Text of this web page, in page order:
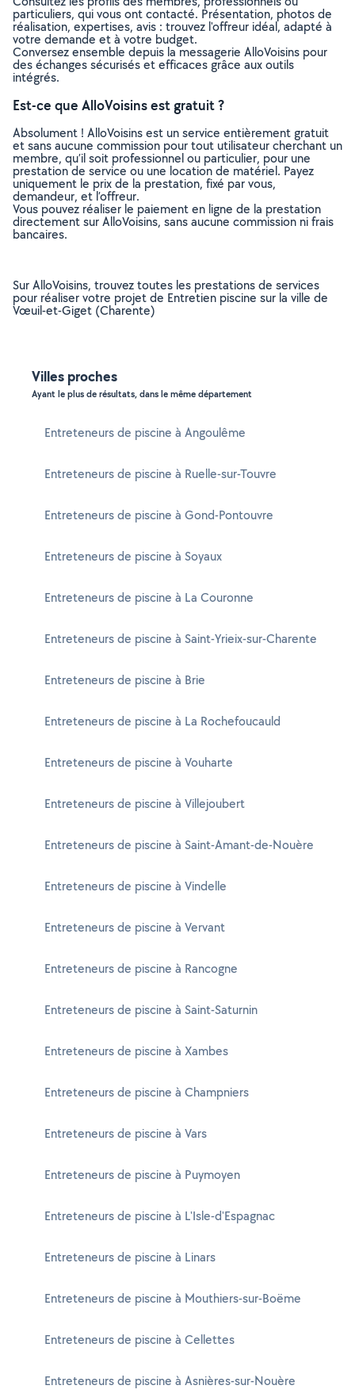
particuliers, qui vous ont contacté. Présentation, photos de
réalisation, expertises, avis : trouvez l'offreur idéal, adapté à
votre demande et à votre budget.
Conversez ensemble depuis la messagerie AlloVoisins pour
des échanges sécurisés et efficaces grâce aux outils
intégrés.
Est-ce que AlloVoisins est gratuit ?
Absolument ! AlloVoisins est un service entièrement gratuit
et sans aucune commission pour tout utilisateur cherchant un
membre, qu’il soit professionnel ou particulier, pour une
prestation de service ou une location de matériel. Payez
uniquement le prix de la prestation, fixé par vous,
demandeur, et l’offreur.
Vous pouvez réaliser le paiement en ligne de la prestation
directement sur AlloVoisins, sans aucune commission ni frais
bancaires.
Sur AlloVoisins, trouvez toutes les prestations de services
pour réaliser votre projet de Entretien piscine sur la ville de
Vœuil-et-Giget (Charente)
Villes proches
Ayant le plus de résultats, dans le même département
Entreteneurs de piscine à Angoulême
Entreteneurs de piscine à Ruelle-sur-Touvre
Entreteneurs de piscine à Gond-Pontouvre
Entreteneurs de piscine à Soyaux
Entreteneurs de piscine à La Couronne
Entreteneurs de piscine à Saint-Yrieix-sur-Charente
Entreteneurs de piscine à Brie
Entreteneurs de piscine à La Rochefoucauld
Entreteneurs de piscine à Vouharte
Entreteneurs de piscine à Villejoubert
Entreteneurs de piscine à Saint-Amant-de-Nouère
Entreteneurs de piscine à Vindelle
Entreteneurs de piscine à Vervant
Entreteneurs de piscine à Rancogne
Entreteneurs de piscine à Saint-Saturnin
Entreteneurs de piscine à Xambes
Entreteneurs de piscine à Champniers
Entreteneurs de piscine à Vars
Entreteneurs de piscine à Puymoyen
Entreteneurs de piscine à L'Isle-d'Espagnac
Entreteneurs de piscine à Linars
Entreteneurs de piscine à Mouthiers-sur-Boëme
Entreteneurs de piscine à Cellettes
Entreteneurs de piscine à Asnières-sur-Nouère